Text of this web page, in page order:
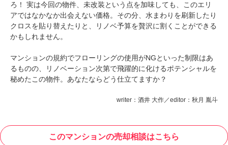
ろ！ 実は今回の物件、未改装という点を加味しても、このエリ
アではなかなか出会えない価格。その分、水まわりを刷新したり
クロスを貼り替えたりと、リノベ予算を贅沢に割くことができる
かもしれません。
マンションの規約でフローリングの使用がNGといった制限はあ
るものの、リノベーション次第で飛躍的に化けるポテンシャルを
秘めたこの物件。あなたならどう仕立てますか？
writer：酒井 大作／editor：秋月 胤斗
このマンションの売却相談はこちら